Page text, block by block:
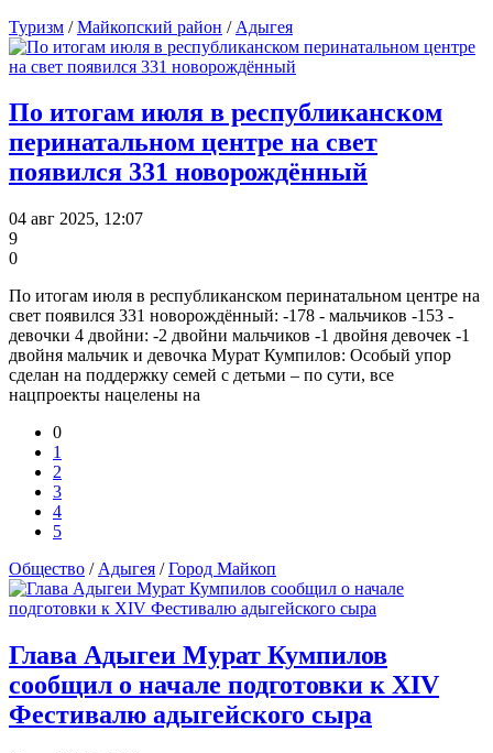
Туризм /Майкопский район / Адыгея
По итогам июля в республиканском
перинатальном центре на свет
появился 331 новорождённый
04 авг 2025, 12:07
9
0
По итогам июля в республиканском перинатальном центре на
свет появился 331 новорождённый: -178 - мальчиков -153 -
девочки 4 двойни: -2 двойни мальчиков -1 двойня девочек -1
двойня мальчик и девочка Мурат Кумпилов: Особый упор
сделан на поддержку семей с детьми – по сути, все
нацпроекты нацелены на
0
1
2
3
4
5
Общество / Адыгея /Город Майкоп
Глава Адыгеи Мурат Кумпилов
сообщил о начале подготовки к XIV
Фестивалю адыгейского сыра